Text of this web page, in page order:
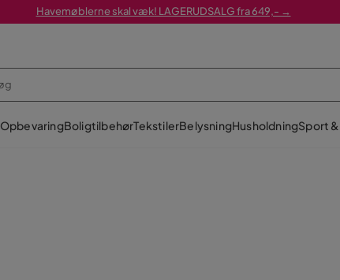
Havemøblerne skal væk! LAGERUDSALG fra 649,- →
OpbevaringBoligtilbehørTekstilerBelysningHusholdningSport